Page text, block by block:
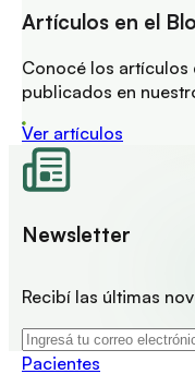
Artículos en el
Conocé los artículos
publicados en
Ver artículos
Newsletter
Recibí las últimas
Pacientes